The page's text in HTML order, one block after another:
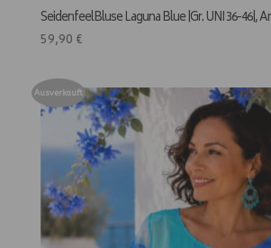
SeidenfeelBluse Laguna Blue |Gr. UNI 36-46|,
59,90 €
Ausverkauft